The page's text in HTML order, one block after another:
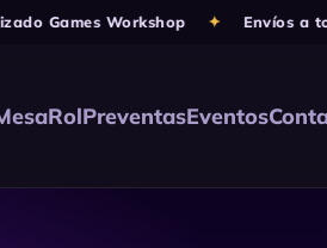
Games Workshop Envíos a
RolPreventasEventos